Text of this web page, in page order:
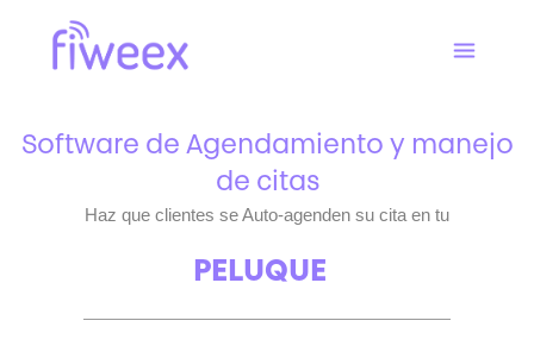
Software de Agendamiento y manejo
de citas
Haz que clientes se Auto-agenden su cita en tu
CLÍNI|